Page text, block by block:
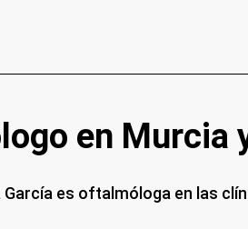
en Murcia
García es oftalmóloga en las